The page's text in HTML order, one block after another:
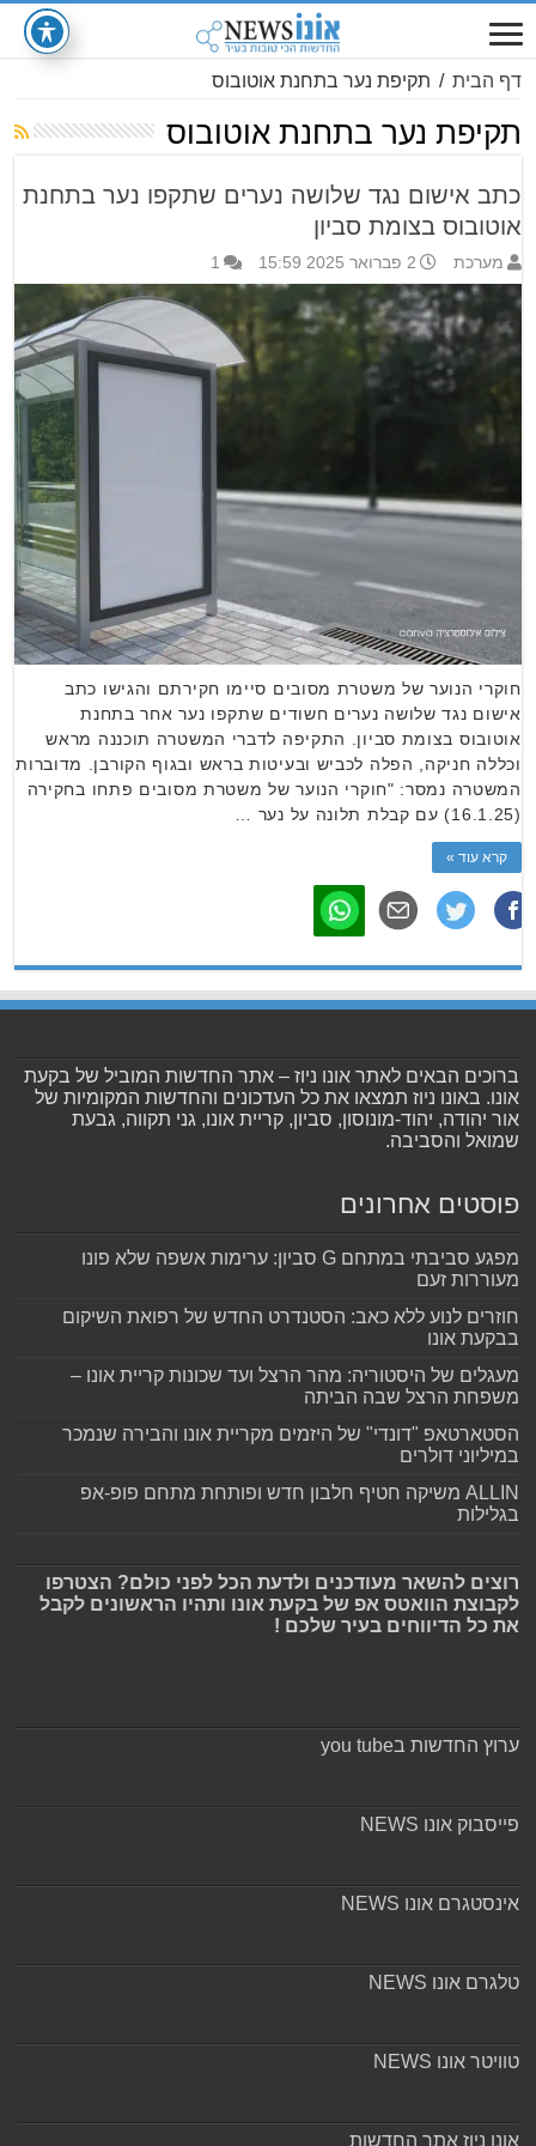
דף הבית / תקיפת נער בתחנת אוטובוס
תקיפת נער בתחנת אוטובוס
כתב אישום נגד שלושה נערים שתקפו נער בתחנת
אוטובוס בצומת סביון
מערכת 2 פברואר 2025 15:59 1
חוקרי הנוער של משטרת מסובים סיימו חקירתם והגישו כתב
אישום נגד שלושה נערים חשודים שתקפו נער אחר בתחנת
אוטובוס בצומת סביון. התקיפה לדברי המשטרה תוכננה מראש
וכללה חניקה, הפלה לכביש ובעיטות בראש ובגוף הקורבן. מדוברות
המשטרה נמסר: "חוקרי הנוער של משטרת מסובים פתחו בחקירה
(16.1.25) עם קבלת תלונה על נער …
קרא עוד »
ברוכים הבאים לאתר אונו ניוז – אתר החדשות המוביל של בקעת
אונו. באונו ניוז תמצאו את כל העדכונים והחדשות המקומיות של
אור יהודה, יהוד-מונוסון, סביון, קריית אונו, גני תקווה, גבעת
שמואל והסביבה.
פוסטים אחרונים
מפגע סביבתי במתחם G סביון: ערימות אשפה שלא פונו
מעוררות זעם
חוזרים לנוע ללא כאב: הסטנדרט החדש של רפואת השיקום
בבקעת אונו
מעגלים של היסטוריה: מהר הרצל ועד שכונות קריית אונו –
משפחת הרצל שבה הביתה
הסטארטאפ "דונדי" של היזמים מקריית אונו והבירה שנמכר
במיליוני דולרים
ALLIN משיקה חטיף חלבון חדש ופותחת מתחם פופ-אפ
בגלילות
רוצים להשאר מעודכנים ולדעת הכל לפני כולם? הצטרפו
לקבוצת הוואטס אפ של בקעת אונו ותהיו הראשונים לקבל
את כל הדיווחים בעיר שלכם !
ערוץ החדשות בyou tube
פייסבוק אונו NEWS
אינסטגרם אונו NEWS
טלגרם אונו NEWS
טוויטר אונו NEWS
אונו ניוז אתר החדשות